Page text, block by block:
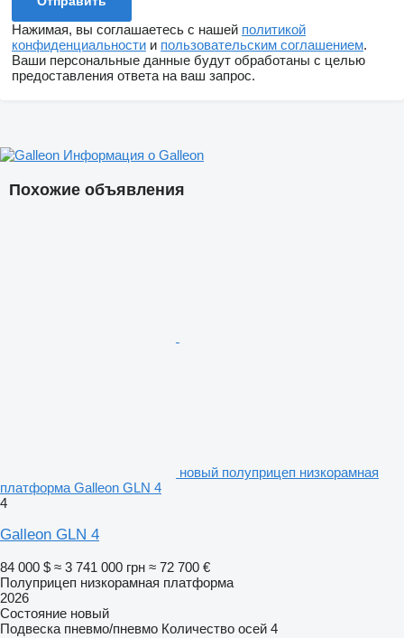
Нажимая, вы соглашаетесь с нашей политикой
конфиденциальности и пользовательским соглашением.
Ваши персональные данные будут обработаны с целью
предоставления ответа на ваш запрос.
Похожие объявления
новый полуприцеп низкорамная
платформа Galleon GLN 4
4
Galleon GLN 4
84 000 $ ≈ 3 741 000 грн ≈ 72 700 €
Полуприцеп низкорамная платформа
2026
Состояние новый
Подвеска пневмо/пневмо Количество осей 4
Информация о Galleon